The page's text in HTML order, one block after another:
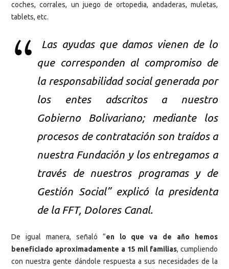
coches, corrales, un juego de ortopedia, andaderas, muletas,
tablets, etc.
Las ayudas que damos vienen de lo
que corresponden al compromiso de
la responsabilidad social generada por
los entes adscritos a nuestro
Gobierno Bolivariano; mediante los
procesos de contratación son traídos a
nuestra Fundación y los entregamos a
través de nuestros programas y de
Gestión Social” explicó la presidenta
de la FFT, Dolores Canal.
De igual manera, señaló “en lo que va de año hemos
beneficiado aproximadamente a 15 mil familias, cumpliendo
con nuestra gente dándole respuesta a sus necesidades de la